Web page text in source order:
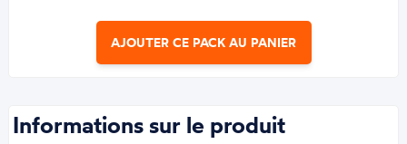
AJOUTER CE PACK AU PANIER
Informations sur le produit